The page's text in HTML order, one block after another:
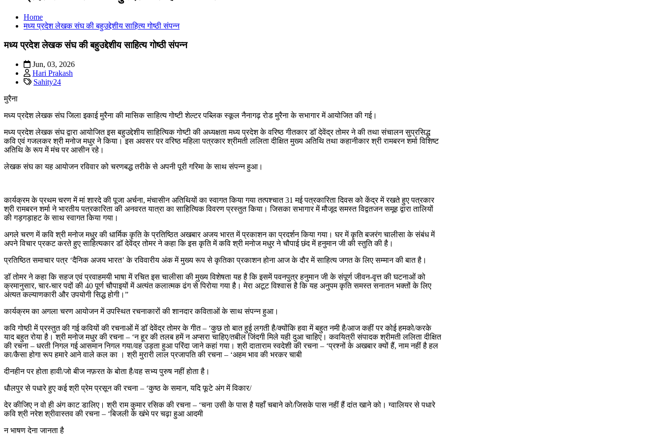
Home
मध्य प्रदेश लेखक संघ की बहुउद्देशीय साहित्य गोष्ठी संपन्न
मध्य प्रदेश लेखक संघ की बहुउद्देशीय साहित्य गोष्ठी संपन्न
Jun, 03, 2026
Hari Prakash
Sahity24
मुरैना
मध्य प्रदेश लेखक संघ जिला इकाई मुरैना की मासिक साहित्य गोष्टी शेल्टर पब्लिक स्कूल नैनागढ़ रोड मुरैना के सभागार में आयोजित की गई।
मध्य प्रदेश लेखक संघ द्वारा आयोजित इस बहुउद्देशीय साहित्यिक गोष्टी की अध्यक्षता मध्य प्रदेश के वरिष्ठ गीतकार डॉ देवेंद्र तोमर ने की तथा संचालन सुप्रसिद्ध
कवि एवं गजलकर श्री मनोज मधुर ने किया। इस अवसर पर वरिष्ठ महिला पत्रकार श्रीमती ललिता दीक्षित मुख्य अतिथि तथा कहानीकार श्री रामबरन शर्मा विशिष्ट
अतिथि के रूप में मंच पर आसीन रहे।
लेखक संघ का यह आयोजन रविवार को चरणबद्ध तरीके से अपनी पूरी गरिमा के साथ संपन्न हुआ।
कार्यक्रम के प्रथम चरण में मां शारदे की पूजा अर्चना, मंचासीन अतिथियों का स्वागत किया गया तत्पश्चात 31 मई पत्रकारिता दिवस को केंद्र में रखते हुए पत्रकार
श्री रामबरन शर्मा ने भारतीय पत्रकारिता की अनवरत यात्रा का साहित्यिक विवरण प्रस्तुत किया। जिसका सभागार में मौजूद समस्त विद्वतजन समूह द्वारा तालियों
की गड़गड़ाहट के साथ स्वागत किया गया।
अगले चरण में कवि श्री मनोज मधुर की धार्मिक कृति के प्रतिष्ठित अखबार अजय भारत में प्रकाशन का प्रदर्शन किया गया। घर में कृति बजरंग चालीसा के संबंध में
अपने विचार प्रकट करते हुए साहित्यकार डॉ देवेंद्र तोमर ने कहा कि इस कृति में कवि श्री मनोज मधुर ने चौपाई छंद में हनुमान जी की स्तुति की है।
प्रतिष्ठित समाचार पत्र ‘दैनिक अजय भारत’ के रविवारीय अंक में मुख्य रूप से कृतिका प्रकाशन होना आज के दौर में साहित्य जगत के लिए सम्मान की बात है।
​डॉ तोमर ने कहा कि सहज एवं प्रवाहमयी भाषा में रचित इस चालीसा की मुख्य विशेषता यह है कि इसमें पवनपुत्र हनुमान जी के संपूर्ण जीवन-वृत्त की घटनाओं को
क्रमानुसार, चार-चार पदों की 40 पूर्ण चौपाइयों में अत्यंत कलात्मक ढंग से पिरोया गया है। मेरा अटूट विश्वास है कि यह अनुपम कृति समस्त सनातन भक्तों के लिए
अंत्यत कल्याणकारी और उपयोगी सिद्ध होगी।”
कार्यक्रम का अगला चरण आयोजन में उपस्थित रचनाकारों की शानदार कविताओं के साथ संपन्न हुआ।
कवि गोष्ठी में प्रस्तुत की गई कवियों की रचनाओं में डॉ देवेंद्र तोमर के गीत – ‘कुछ तो बात हुई लगती है/क्योंकि हवा में बहुत नमी है/आज कहीं पर कोई हमको/करके
याद बहुत रोया है। श्री मनोज मधुर की रचना – ‘न हूर की तलब हमें न अप्सरा चाहिए/तबील जिंदगी मिले यही दुआ चाहिए। कवयित्री संपादक श्रीमती ललिता दीक्षित
की रचना – धरती निगल गई आसमान निगल गया/वह उड़ता हुआ परिंदा जाने कहां गया। श्री दाताराम स्वदेशी की रचना – ‘प्रश्नों के अखबार क्यों हैं, नाम नहीं है हल
का/कैसा होगा रूप हमारे आने वाले कल का । श्री मुरारी लाल प्रजापति की रचना – ‘अहम भाव की भरकर चाबी
दीनहीन पर होता हावी/जो बीज नफ़रत के बोता है/वह सभ्य पुरुष नहीं होता है।
​धौलपुर से पधारे हुए कई श्री प्रेम प्रसून की रचना – ‘कुष्ठ के समान, यदि फूटे अंग में विकार/
देर कीजिए न वो ही अंग काट डालिए। श्री राम कुमार रसिक की रचना – ‘​चना उसी के पास है यहाँ चबाने को/जिसके पास नहीं हैं दांत खाने को। ग्वालियर से पधारे
कवि श्री नरेश श्रीवास्तव की रचना – ‘बिजली के खंभे पर चढ़ा हुआ आदमी
न भाषण देना जानता है